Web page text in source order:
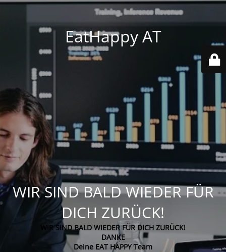
EatHappy AT
WIR SIND BALD WIEDER FÜR
DICH ZURÜCK!
WIR SIND BALD WIEDER FÜR DICH ZURÜCK!
DANKE
Deine EAT HAPPY Team